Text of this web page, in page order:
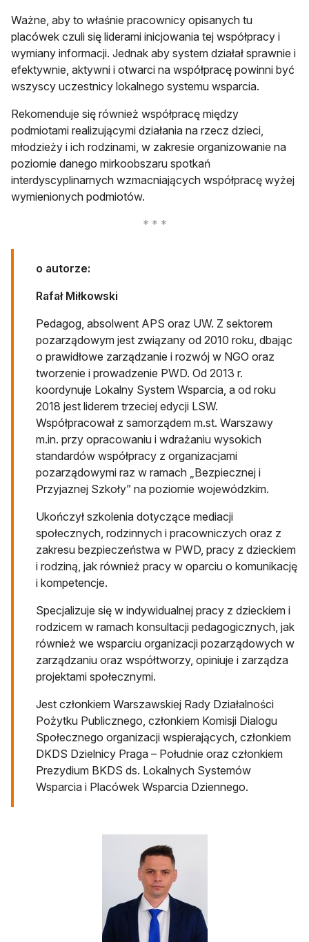
Ważne, aby to właśnie pracownicy opisanych tu
placówek czuli się liderami inicjowania tej współpracy i
wymiany informacji. Jednak aby system działał sprawnie i
efektywnie, aktywni i otwarci na współpracę powinni być
wszyscy uczestnicy lokalnego systemu wsparcia.
Rekomenduje się również współpracę między
podmiotami realizującymi działania na rzecz dzieci,
młodzieży i ich rodzinami, w zakresie organizowanie na
poziomie danego mirkoobszaru spotkań
interdyscyplinarnych wzmacniających współpracę wyżej
wymienionych podmiotów.
o autorze:
Rafał Miłkowski
Pedagog, absolwent APS oraz UW. Z sektorem
pozarządowym jest związany od 2010 roku, dbając
o prawidłowe zarządzanie i rozwój w NGO oraz
tworzenie i prowadzenie PWD. Od 2013 r.
koordynuje Lokalny System Wsparcia, a od roku
2018 jest liderem trzeciej edycji LSW.
Współpracował z samorządem m.st. Warszawy
m.in. przy opracowaniu i wdrażaniu wysokich
standardów współpracy z organizacjami
pozarządowymi raz w ramach „Bezpiecznej i
Przyjaznej Szkoły” na poziomie wojewódzkim.
Ukończył szkolenia dotyczące mediacji
społecznych, rodzinnych i pracowniczych oraz z
zakresu bezpieczeństwa w PWD, pracy z dzieckiem
i rodziną, jak również pracy w oparciu o komunikację
i kompetencje.
Specjalizuje się w indywidualnej pracy z dzieckiem i
rodzicem w ramach konsultacji pedagogicznych, jak
również we wsparciu organizacji pozarządowych w
zarządzaniu oraz współtworzy, opiniuje i zarządza
projektami społecznymi.
Jest członkiem Warszawskiej Rady Działalności
Pożytku Publicznego, członkiem Komisji Dialogu
Społecznego organizacji wspierających, członkiem
DKDS Dzielnicy Praga – Południe oraz członkiem
Prezydium BKDS ds. Lokalnych Systemów
Wsparcia i Placówek Wsparcia Dziennego.